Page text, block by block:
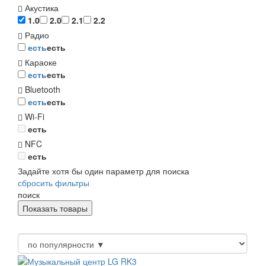
Акустика
1.0
2.0 2.1
2.2
Радио
естьесть
Караоке
естьесть
Bluetooth
естьесть
Wi-Fi
есть
NFC
есть
Задайте хотя бы один параметр для поиска
сбросить фильтры
поиск